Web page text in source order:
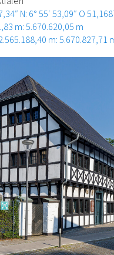
N: 6° 55′ 53,09″ O
m: 5.670.620,05 m
m: 5.670.827,71